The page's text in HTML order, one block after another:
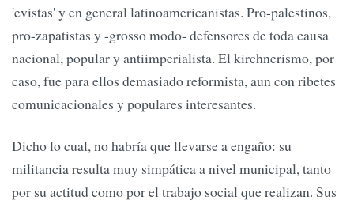
'evistas' y en general latinoamericanistas. Pro-palestinos,
pro-zapatistas y -grosso modo- defensores de toda causa
nacional, popular y antiimperialista. El kirchnerismo, por
caso, fue para ellos demasiado reformista, aun con ribetes
comunicacionales y populares interesantes.
Dicho lo cual, no habría que llevarse a engaño: su
militancia resulta muy simpática a nivel municipal, tanto
por su actitud como por el trabajo social que realizan. Sus